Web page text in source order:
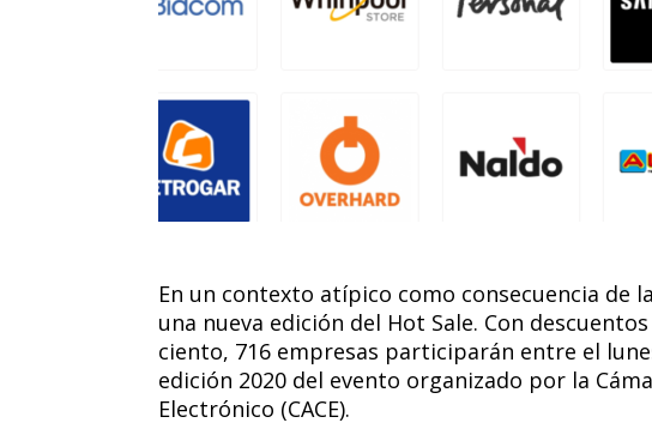
En un contexto atípico como consecuencia de
una nueva edición del Hot Sale. Con
ciento, 716 empresas participarán entre el
edición 2020 del evento organizado por la
Electrónico (CACE).